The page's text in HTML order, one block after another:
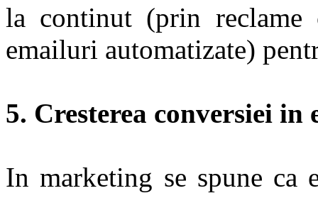
la continut (prin reclame
emailuri automatizate)
5. Cresterea conversiei in
In marketing se spune ca